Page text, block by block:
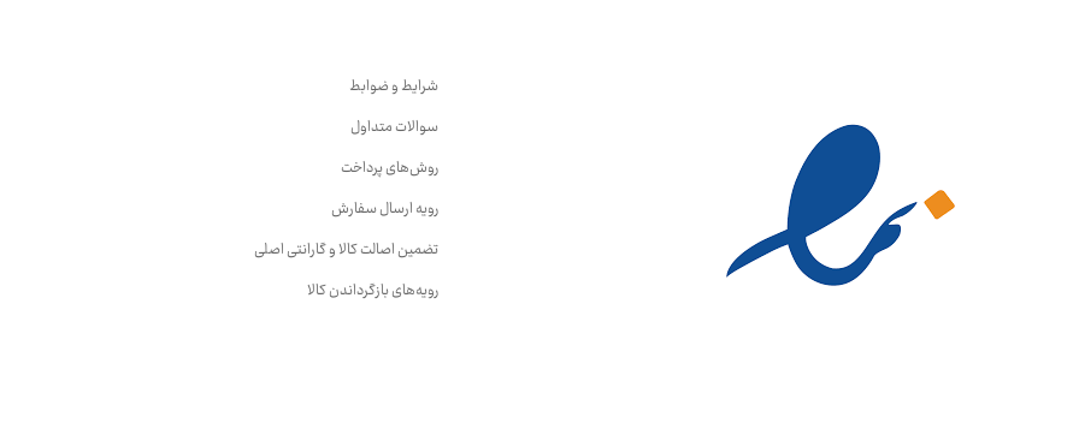
شرایط و ضوابط
سوالات متداول
روش‌های پرداخت
رویه ارسال سفارش
تضمین اصالت کالا و گارانتی اصلی
رویه‌های بازگرداندن کالا